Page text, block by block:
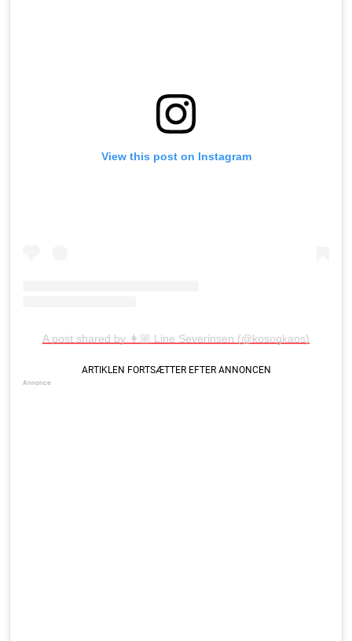
View this post on Instagram
A post shared by 👩🏼 Line Severinsen (@kosogkaos)